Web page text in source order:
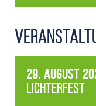
29. August
Lichterfest